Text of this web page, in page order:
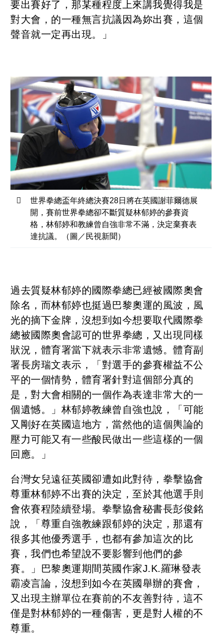
要出賽好了，那某種程度上來講我覺得我是
對大會，的一種無言抗議因為妳出賽，這個
聲音就一定再出現。」
世界拳總盃年終總決賽28日將在英國謝菲爾德展
開，賽前世界拳總卻不斷質疑林郁婷的參賽資
格，林郁婷和教練曾自強非常不滿，決定棄賽表
達抗議。（圖／民視新聞）
過去質疑林郁婷的國際拳總已經被國際奧會
除名，而林郁婷也挺過巴黎奧運的風波，風
光的摘下金牌，沒想到如今想要取代國際拳
總被國際奧會認可的世界拳總，又出現同樣
狀況，體育署當下就表示非常遺憾。體育副
署長房瑞文表示，「對選手的參賽權益不公
平的一個情勢，體育署針對這個部分真的
是，對大會相關的一個作為表達非常大的一
個遺憾。」林郁婷教練曾自強也說，「可能
又剛好在英國這地方，當然他的這個輿論的
壓力可能又有一些酸民做出一些這樣的一個
回應。」
台灣女兒遠征英國卻遭如此對待，拳擊協會
尊重林郁婷不出賽的決定，至於其他選手則
會依賽程陸續登場。拳擊協會秘書長彭俊銘
說，「尊重自強教練跟郁婷的決定，那還有
很多其他優秀選手，也都有參加這次的比
賽，我們也希望說不要影響到他們的參
賽。」巴黎奧運期間英國作家J.K.羅琳發表
霸凌言論，沒想到如今在英國舉辦的賽會，
又出現主辦單位在賽前的不友善對待，這不
僅是對林郁婷的一種傷害，更是對人權的不
尊重。